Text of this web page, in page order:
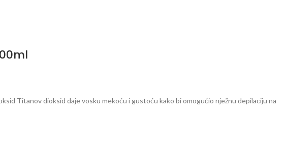
Titanov dioksid daje vosku mekoću i gustoću kako bi omogućio nježnu depilaciju na